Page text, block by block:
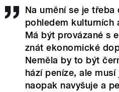
Na umění se je
pohledem kulturních
Má být provázané s
znát ekonomické
Neměla by to být
hází peníze, ale
naopak navyšuje a